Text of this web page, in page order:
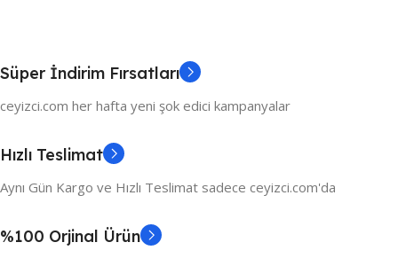
Süper İndirim Fırsatları
ceyizci.com her hafta yeni şok edici kampanyalar
Hızlı Teslimat
Aynı Gün Kargo ve Hızlı Teslimat sadece ceyizci.com'da
%100 Orjinal Ürün